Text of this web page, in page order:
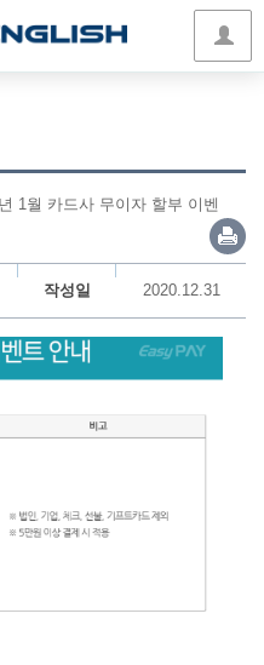
1월 카드사 무이자 할부 이벤
작성일 2020.12.31